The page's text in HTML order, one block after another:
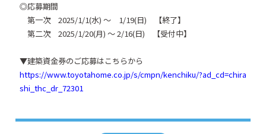
◎応募期間
第一次 2025/1/1(水) ～ 1/19(日) 【終了】
第二次 2025/1/20(月) 〜 2/16(日) 【受付中】
▼建築資金券のご応募はこちらから
https://www.toyotahome.co.jp/s/cmpn/kenchiku/?ad_cd=chira
shi_thc_dr_72301